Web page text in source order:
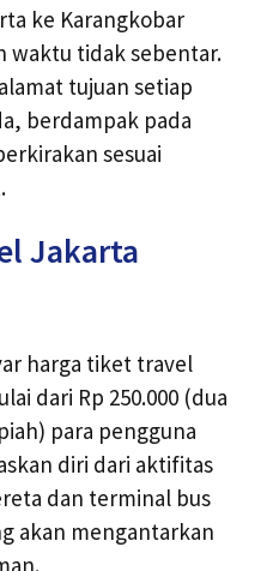
ke Karangkobar
waktu tidak sebentar.
tujuan setiap
berdampak pada
sesuai
Jakarta
harga tiket travel
dari Rp 250.000 (dua
para pengguna
diri dari aktifitas
dan terminal bus
akan mengantarkan